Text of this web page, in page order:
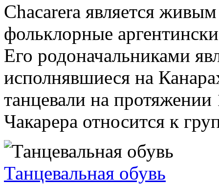
Chacarera является
фольклорные
Его родоначальниками
исполнявшиеся на
танцевали на
Чакарера относится к
Танцевальная обувь